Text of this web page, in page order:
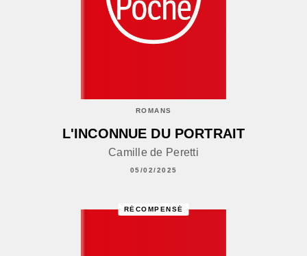
ROMANS
L'INCONNUE DU PORTRAIT
Camille de Peretti
05/02/2025
RÉCOMPENSÉ